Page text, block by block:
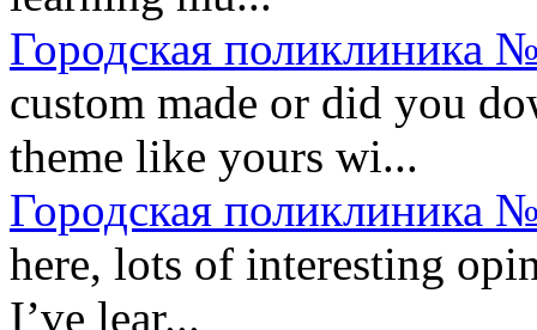
Городская поликлиника
custom made or did you
theme like yours wi...
Городская поликлиника
here, lots of interesting
I’ve lear...